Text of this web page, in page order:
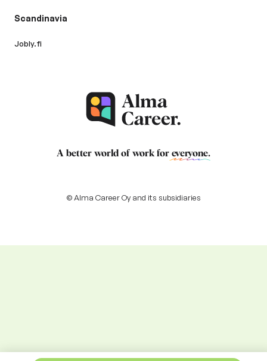
Scandinavia
Jobly.fi
A better world of work for everyone.
© Alma Career Oy and its subsidiaries